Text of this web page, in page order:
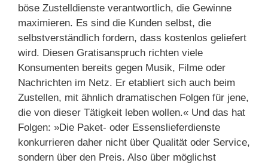
böse Zustelldienste verantwortlich, die Gewinne
maximieren. Es sind die Kunden selbst, die
selbstverständlich fordern, dass kostenlos geliefert
wird. Diesen Gratisanspruch richten viele
Konsumenten bereits gegen Musik, Filme oder
Nachrichten im Netz. Er etabliert sich auch beim
Zustellen, mit ähnlich dramatischen Folgen für jene,
die von dieser Tätigkeit leben wollen.« Und das hat
Folgen: »Die Paket- oder Essenslieferdienste
konkurrieren daher nicht über Qualität oder Service,
sondern über den Preis. Also über möglichst